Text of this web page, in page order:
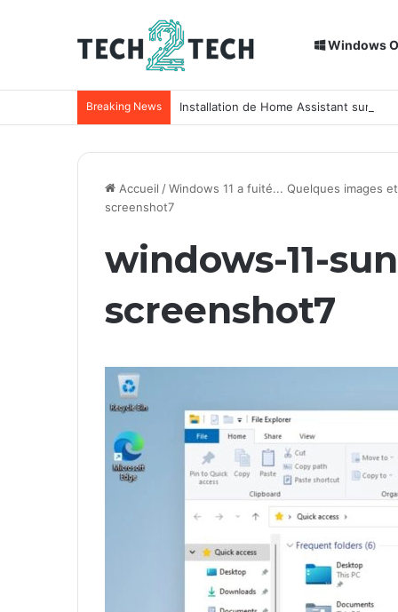
Windows
Breaking News Installation de Home Assistant sur un
Accueil /Windows 11 a fuité... Quelques images
screenshot7
windows-11-
screenshot7